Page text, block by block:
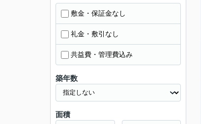
敷金・保証金なし
礼金・敷引なし
共益費・管理費込み
築年数
面積